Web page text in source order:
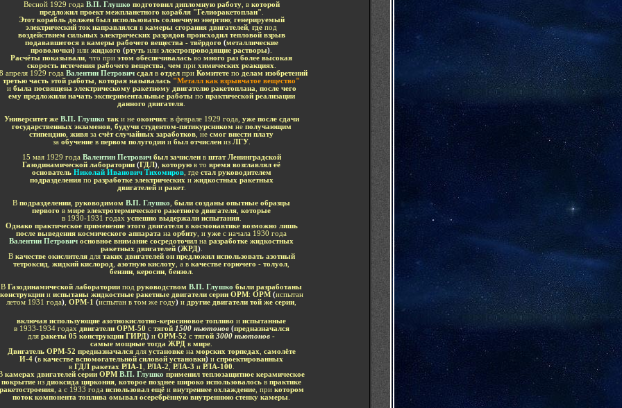
Весной 1929 года В.П. Глушко подготовил дипломную работу, вкоторой
предложил проект межпланетного корабля "Гелиоракетоплан"
Этот корабль должен был использовать солнечную энергию; генерируемый
электрический ток направлялся в камеры сгорания двигателей где под
воздействием сильных электрических разрядов происходил тепловой взрыв
подававшегося вкамеры рабочего вещества - твёрдого (металлические
проволочки) или жидкого (ртуть или электропроводящие растворы)
Расчёты показывали , что при этом обеспечивалась во много раз более высокая
скорость истечения рабочего вещества
чем при химических реакциях
апреля 1929 года Валентин Петрович сдал в отдел при Комитете по делам изобретений
третью часть этой работы которая называлась "Металл как взрывчатое вещество"
и была посвящена электрическому ракетному двигателю ракетоплана
после чего
ему предложили начать экспериментальные работы по практической реализации
данного двигателя
Университет жеВ.П. Глушко так и неокончил: в феврале 1929 года, уже после сдачи
государственных экзаменов, будучи студентом-пятикурсником не получающим
стипендию живя за счёт случайных заработков , не смог внести плату
за обучение впервом полугодии и был отчислениз ЛГУ.
15 мая 1929 года Валентин Петрович был зачислен вштат Ленинградской
Газодинамической лаборатории (ГДЛ) которую в то время возглавлял её
основатель Николай Иванович Тихомиров, где стал руководителем
подразделенияпо разработке электрических и жидкостных ракетных
двигателейи ракет.
В подразделении руководимом В.П. Глушко
были созданы опытные образцы
первого в мире электротермического ракетного двигателя которые
в 1930-1931 годах успешно выдержали испытания.
Однако практическое применение этого двигателя в космонавтике возможно лишь
после выведения космического аппарата на орбиту , и уже с начала 1930 года
Валентин Петрович основное внимание сосредоточил на разработке жидкостных
ракетных двигателей (ЖРД).
В качестве окислителя для таких двигателей он предложил использовать азотный
тетроксид
жидкий кислород азотную кислоту , а в качестве горючего - толуол
бензин, керосин, бензол.
В Газодинамической лаборатории под руководством В.П. Глушко были разработаны
конструкцииииспытаны жидкостные ракетные двигатели серии ОРМ: ОРМ (испытан
летом 1931 года) ОРМ-1 (испытан в том же году) и другие двигатели той же серии
включая использующие азотнокислотно-керосиновое топливо и испытанные
в 1933-1934 годах двигатели ОРМ-50 стягой 1500 ньютонов (предназначался
для ракеты 05 конструкции ГИРД) и ОРМ-52 с тягой 3000 ньютонов -
самые мощные тогда ЖРД в мире
Двигатель ОРМ-52 предназначался дляустановкена морских торпедах
самолёте
И-4 (в качестве вспомогательной силовой установки) и спроектированных
в ГДЛ ракетах РЛА-1 РЛА-2 РЛА-3 и РЛА-100
камерах двигателей серии ОРМ В.П. Глушко применил теплозащитное керамическое
покрытие из диоксида циркония которое позднее широко использовалось в практике
, а с 1933 года использовал ещё и внутреннее охлаждение, прикотором
поток компонента топлива омывал осеребрённую внутреннюю стенку камеры